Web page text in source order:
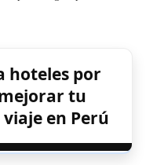
hoteles por
tu
en Perú